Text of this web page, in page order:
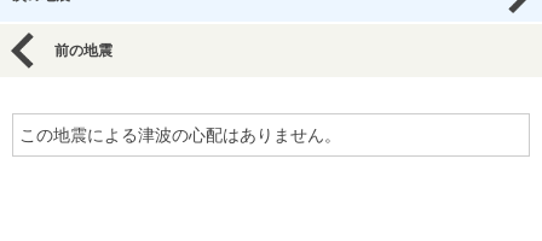
前の地震
この地震による津波の心配はありません。